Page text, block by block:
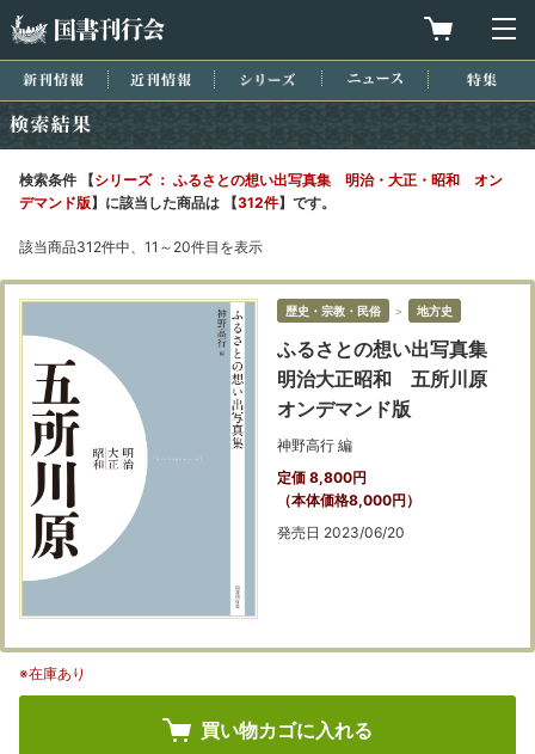
買物カゴを
新刊情報 近刊情報 シリーズ ニュース
検索条件 【シリーズ ： ふるさとの想い出写真集 明治・大正・昭和 オン
デマンド版】に該当した商品は 【312件】です。
該当商品312件中、11～20件目を表示
歴史・宗教・民俗 ＞ 地方史
ふるさとの想い出写真集
明治大正昭和 五所川原
オンデマンド版
神野高行 編
定価 8,800円
（本体価格8,000円）
発売日 2023/06/20
※在庫あり
買い物カゴに入れる